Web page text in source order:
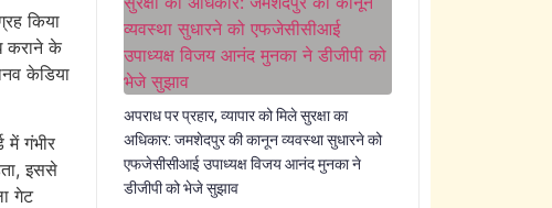
किया
कराने के
केडिया
में गंभीर
इससे
गेट
अपराध पर प्रहार, व्यापार को मिले सुरक्षा का
अधिकार: जमशेदपुर की कानून व्यवस्था सुधारने को
एफजेसीसीआई उपाध्यक्ष विजय आनंद मुनका ने
डीजीपी को भेजे सुझाव